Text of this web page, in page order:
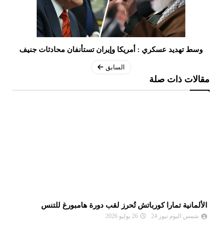
وسط تهديد عسكري : أمريكا وإيران تستأنفان محادثات جنيف
السابق
مقالات ذات صلة
الألمانية تمارا كورباتش تُحرز لقب دورة هامبورغ للتنس
شمس اليوم نيوز 24 26 يوليو 2026